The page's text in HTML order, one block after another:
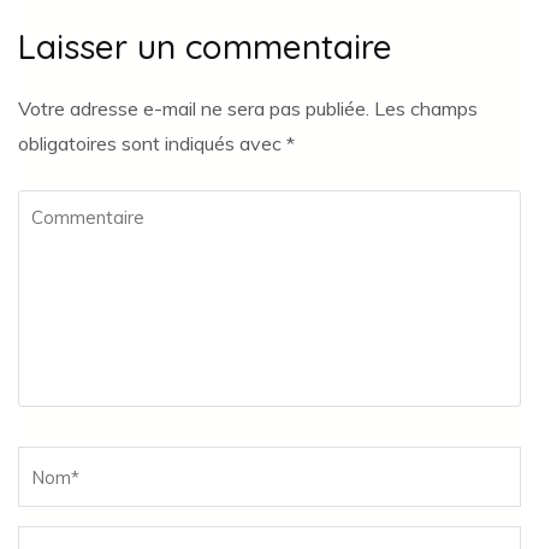
Laisser un commentaire
Votre adresse e-mail ne sera pas publiée. Les champs
obligatoires sont indiqués avec *
Commentaire